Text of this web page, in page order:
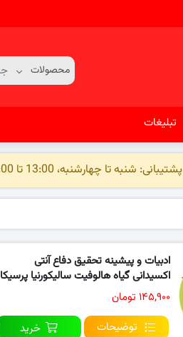
تبلیغات
شنبه تا چهارشنبه، 13:00 تا 01:00 -/-
ادبیات و پیشینه تحقیق دفاع آنتی
اکسیدانی گیاه هالوفیت سالیکورنیا پرسیکا
۱۴۵,۹۰۰ تومان
توضیحات
خرید